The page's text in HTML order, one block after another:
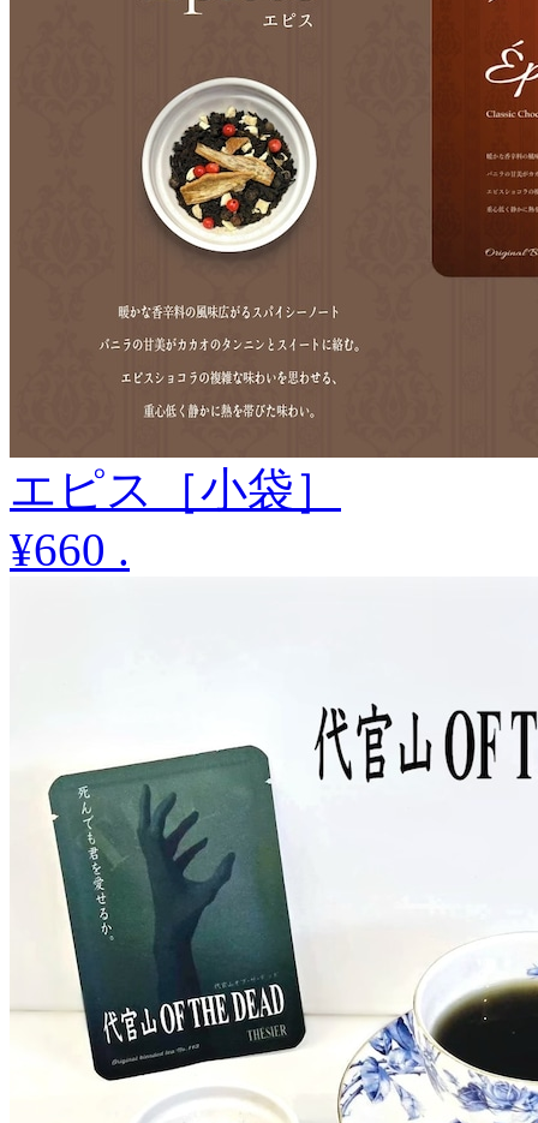
エピス［小袋］
¥660 .